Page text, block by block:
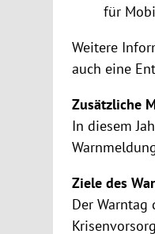
für
Weitere
auch eine
Zusätzliche
In diesem
Ziele des
Der